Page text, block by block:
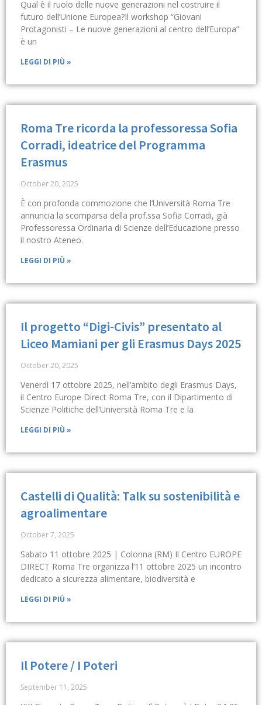
Qual è il ruolo delle nuove generazioni nel costruire il
futuro dell’Unione Europea?Il workshop “Giovani
Protagonisti – Le nuove generazioni al centro dell’Europa”
è un
LEGGI DI PIÙ »
Roma Tre ricorda la professoressa Sofia
Corradi, ideatrice del Programma
Erasmus
October 20, 2025
È con profonda commozione che l’Università Roma Tre
annuncia la scomparsa della prof.ssa Sofia Corradi, già
Professoressa Ordinaria di Scienze dell’Educazione presso
il nostro Ateneo.
LEGGI DI PIÙ »
Il progetto “Digi-Civis” presentato al
Liceo Mamiani per gli Erasmus Days 2025
October 20, 2025
Venerdì 17 ottobre 2025, nell’ambito degli Erasmus Days,
il Centro Europe Direct Roma Tre, con il Dipartimento di
Scienze Politiche dell’Università Roma Tre e la
LEGGI DI PIÙ »
Castelli di Qualità: Talk su sostenibilità e
agroalimentare
October 7, 2025
Sabato 11 ottobre 2025 | Colonna (RM) Il Centro EUROPE
DIRECT Roma Tre organizza l’11 ottobre 2025 un incontro
dedicato a sicurezza alimentare, biodiversità e
LEGGI DI PIÙ »
Il Potere / I Poteri
September 11, 2025